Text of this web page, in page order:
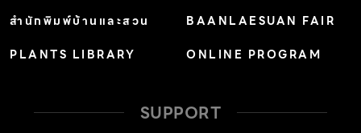
สำนักพิมพ์บ้านและสวน
PLANTS LIBRARY
BAANLAESUAN FAIR
ONLINE PROGRAM
SUPPORT